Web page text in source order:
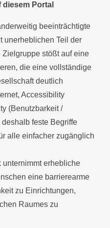
Portal
beeinträchtigte
unerheblichen Teil der
Zielgruppe stößt auf eine
die eine vollständige
deutlich
Accessibility
(Benutzbarkeit /
feste Begriffe
alle einfacher zugänglich
unternimmt erhebliche
eine barrierearme
zu Einrichtungen,
Raumes zu